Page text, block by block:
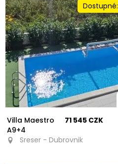
Dostupné:
Villa Maestro
A9+4
71 545 CZK
Sreser - Dubrovnik